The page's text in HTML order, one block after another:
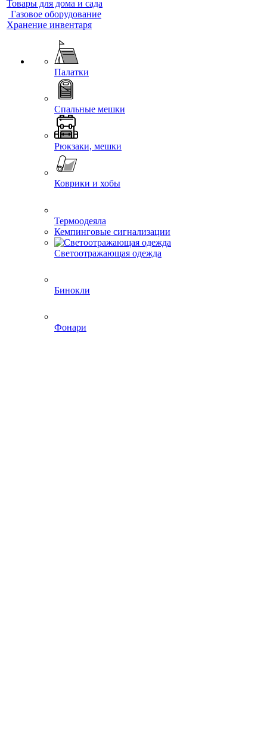
Товары для дома и сада
Газовое оборудование
Хранение инвентаря
Палатки
Спальные мешки
Рюкзаки, мешки
Коврики и хобы
Термоодеяла
Кемпинговые сигнализации
Светоотражающая одежда
Бинокли
Фонари